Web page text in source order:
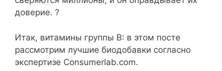
доверие. ?
Итак, витамины группы В: в этом посте
рассмотрим лучшие биодобавки согласно
экспертизе Consumerlab.com.